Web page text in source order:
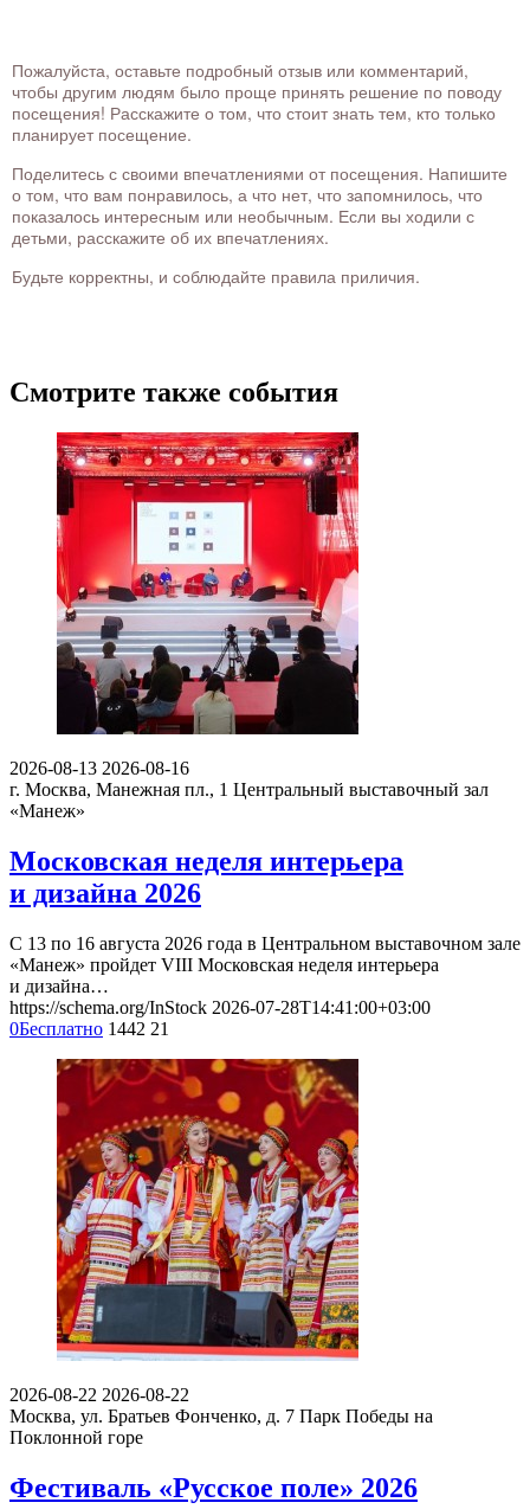
Пожалуйста, оставьте подробный отзыв или комментарий,
чтобы другим людям было проще принять решение по поводу
посещения! Расскажите о том, что стоит знать тем, кто только
планирует посещение.
Поделитесь с своими впечатлениями от посещения. Напишите
о том, что вам понравилось, а что нет, что запомнилось, что
показалось интересным или необычным. Если вы ходили с
детьми, расскажите об их впечатлениях.
Будьте корректны, и соблюдайте правила приличия.
Смотрите также события
2026-08-13 2026-08-16
г. Москва, Манежная пл., 1 Центральный выставочный зал
«Манеж»
Московская неделя интерьера
и дизайна 2026
С 13 по 16 августа 2026 года в Центральном выставочном зале
«Манеж» пройдет VIII Московская неделя интерьера
и дизайна…
https://schema.org/InStock 2026-07-28T14:41:00+03:00
0Бесплатно 1442 21
2026-08-22 2026-08-22
Москва, ул. Братьев Фонченко, д. 7 Парк Победы на
Поклонной горе
Фестиваль «Русское поле» 2026